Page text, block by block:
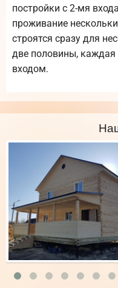
постройки с 2-мя
проживание
строятся сразу для
две половины,
входом.